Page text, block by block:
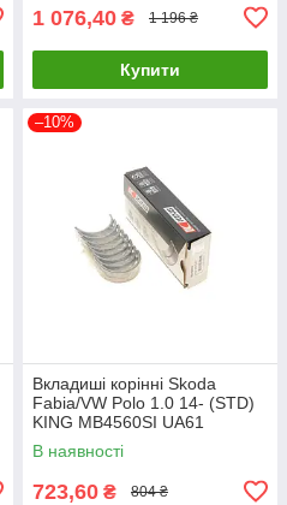
1 076,40 ₴ 1 196 ₴
Купити
–10%
Вкладиші корінні Skoda
Fabia/VW Polo 1.0 14- (STD)
KING MB4560SI UA61
В наявності
723,60 ₴ 804 ₴